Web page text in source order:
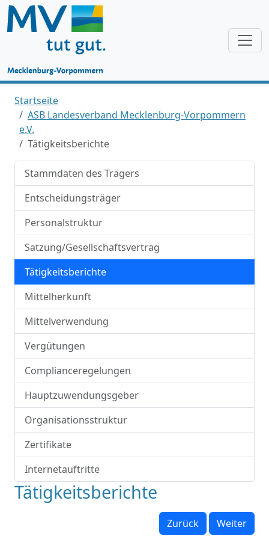
Startseite
ASB Landesverband Mecklenburg-Vorpommern
e.V.
Tätigkeitsberichte
Stammdaten des Trägers
Entscheidungsträger
Personalstruktur
Satzung/Gesellschaftsvertrag
Tätigkeitsberichte
Mittelherkunft
Mittelverwendung
Vergütungen
Complianceregelungen
Hauptzuwendungsgeber
Organisationsstruktur
Zertifikate
Internetauftritte
Tätigkeitsberichte
Zurück Weiter